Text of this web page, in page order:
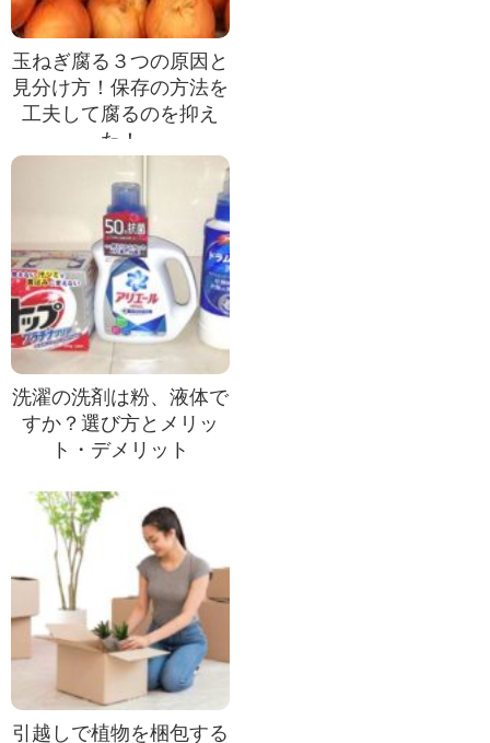
玉ねぎ腐る３つの原因と
見分け方！保存の方法を
工夫して腐るのを抑え
た！
洗濯の洗剤は粉、液体で
すか？選び方とメリッ
ト・デメリット
引越しで植物を梱包する